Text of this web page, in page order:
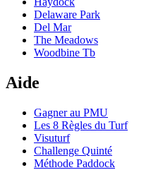
Delaware Park
Del Mar
The Meadows
Woodbine Tb
Aide
Gagner au PMU
Les 8 Règles du Turf
Visuturf
Challenge Quinté
Méthode Paddock